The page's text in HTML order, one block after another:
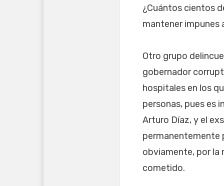
¿Cuántos cientos
mantener impunes
Otro grupo
gobernador
hospitales en los
personas, pues es
Arturo Díaz, y el
permanentemente
obviamente, por la
cometido.